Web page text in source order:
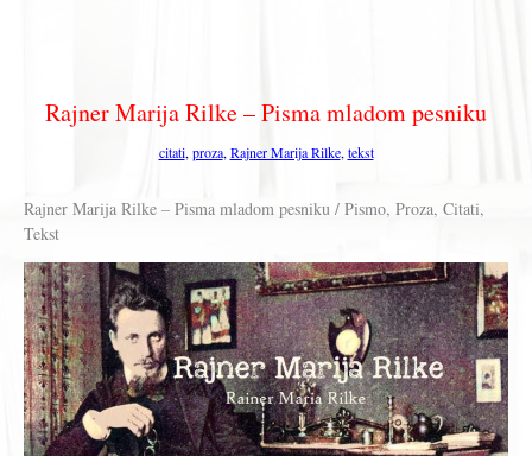
Rajner Marija Rilke – Pisma mladom pesniku
citati, proza, Rajner Marija Rilke, tekst
Rajner Marija Rilke – Pisma mladom pesniku / Pismo, Proza, Citati,
Tekst